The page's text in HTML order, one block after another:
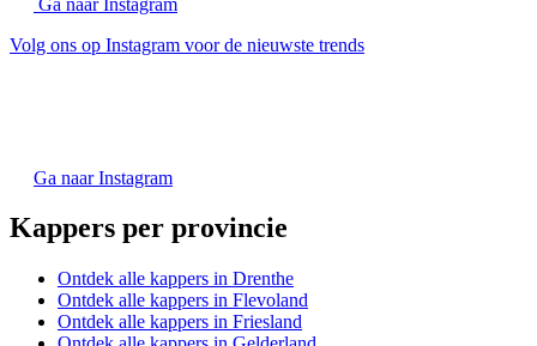
Volg ons op Instagram voor de nieuwste trends
Ga naar Instagram
Kappers per provincie
Ontdek alle kappers in Drenthe
Ontdek alle kappers in Flevoland
Ontdek alle kappers in Friesland